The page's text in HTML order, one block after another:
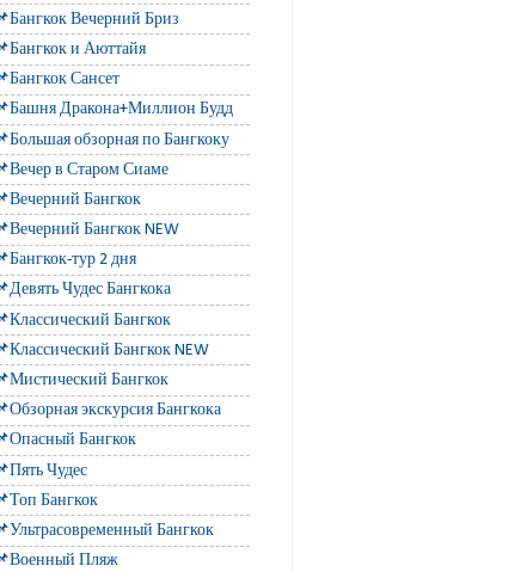
Вечерний Бриз
и Аюттайя
Сансет
Дракона+Миллион Будд
обзорная по Бангкоку
в Старом Сиаме
Бангкок
Бангкок NEW
тур 2 дня
Чудес Бангкока
Бангкок
Бангкок NEW
Бангкок
экскурсия Бангкока
Бангкок
Чудес
Бангкок
Бангкок
Пляж